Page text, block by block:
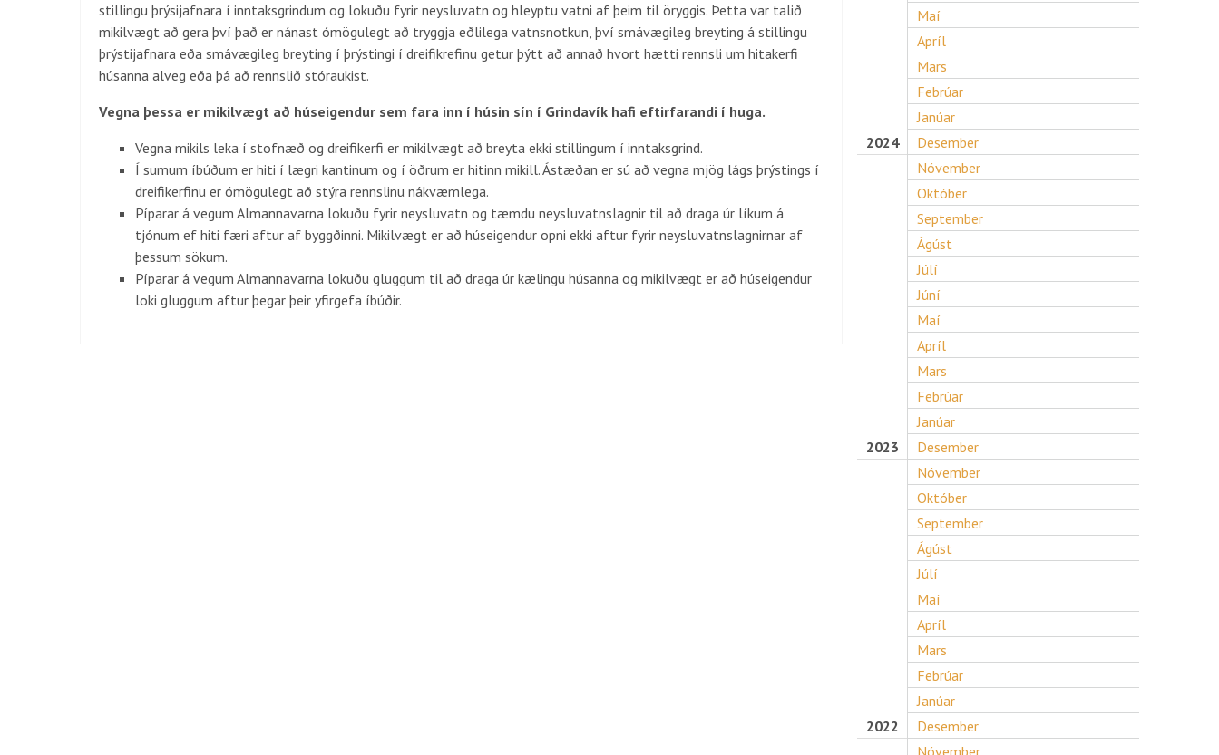
stillingu þrýsijafnara í inntaksgrindum og lokuðu fyrir neysluvatn og hleyptu vatni af þeim til öryggis. Þetta var talið
mikilvægt að gera því það er nánast ómögulegt að tryggja eðlilega vatnsnotkun, því smávægileg breyting á stillingu
þrýstijafnara eða smávægileg breyting í þrýstingi í dreifikrefinu getur þýtt að annað hvort hætti rennsli um hitakerfi
húsanna alveg eða þá að rennslið stóraukist.
Vegna þessa er mikilvægt að húseigendur sem fara inn í húsin sín í Grindavík hafi eftirfarandi í huga.
Vegna mikils leka í stofnæð og dreifikerfi er mikilvægt að breyta ekki stillingum í inntaksgrind.
Í sumum íbúðum er hiti í lægri kantinum og í öðrum er hitinn mikill. Ástæðan er sú að vegna mjög lágs þrýstings í
dreifikerfinu er ómögulegt að stýra rennslinu nákvæmlega.
Píparar á vegum Almannavarna lokuðu fyrir neysluvatn og tæmdu neysluvatnslagnir til að draga úr líkum á
tjónum ef hiti færi aftur af byggðinni. Mikilvægt er að húseigendur opni ekki aftur fyrir neysluvatnslagnirnar af
þessum sökum.
Píparar á vegum Almannavarna lokuðu gluggum til að draga úr kælingu húsanna og mikilvægt er að húseigendur
loki gluggum aftur þegar þeir yfirgefa íbúðir.
Maí
Apríl
Mars
Febrúar
Janúar
2024
Desember
Nóvember
Október
September
Ágúst
Júlí
Júní
Maí
Apríl
Mars
Febrúar
Janúar
2023
Desember
Nóvember
Október
September
Ágúst
Júlí
Maí
Apríl
Mars
Febrúar
Janúar
2022
Desember
Nóvember